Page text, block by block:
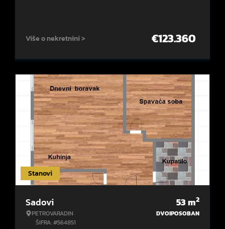
Više o nekretnini > €123.360
Stanovi
Sadovi
PETROVARADIN
ŠIFRA: #564851
53m2
DVOIPOSOBAN